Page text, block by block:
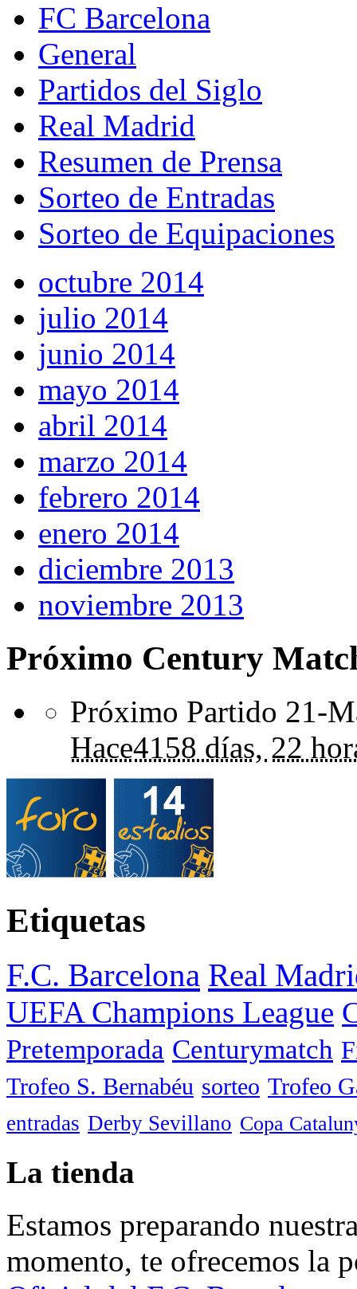
FC Barcelona
General
Partidos del Siglo
Real Madrid
Resumen de Prensa
Sorteo de Entradas
Sorteo de Equipaciones
octubre 2014
julio 2014
junio 2014
mayo 2014
abril 2014
marzo 2014
febrero 2014
enero 2014
diciembre 2013
noviembre 2013
Próximo Century
Próximo Partido 21-
Hace4158 días, 22
Etiquetas
F.C. Barcelona Real
UEFA Champions League
Pretemporada Centurymatch
Trofeo S. Bernabéu sorteo Trofeo
entradas Derby Sevillano Copa
La tienda
Estamos preparando
momento, te ofrecemos la